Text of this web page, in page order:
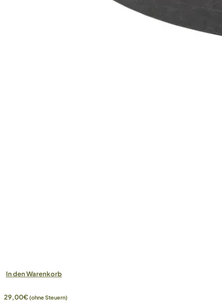
In den Warenkorb
29,00€(ohne Steuern)